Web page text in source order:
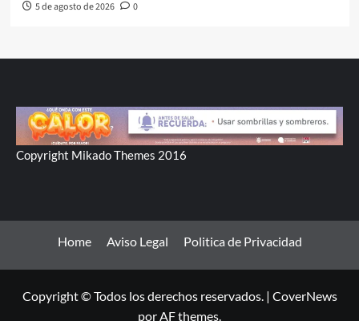
5 de agosto de 2026 0
Copyright Mikado Themes 2016
Home Aviso Legal Politica de Privacidad
Copyright © Todos los derechos reservados. | CoverNews
por AF themes.